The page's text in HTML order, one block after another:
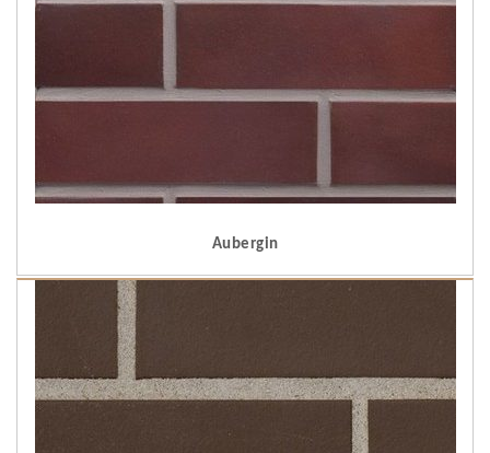
Aubergin